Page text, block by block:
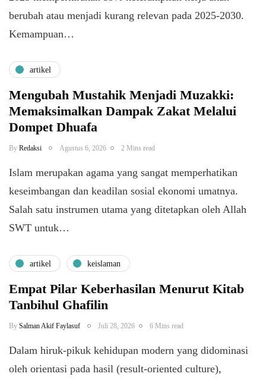
berubah atau menjadi kurang relevan pada 2025-2030.
Kemampuan…
artikel
Mengubah Mustahik Menjadi Muzakki:
Memaksimalkan Dampak Zakat Melalui
Dompet Dhuafa
By Redaksi Agustus 6, 2026 2 Mins read
Islam merupakan agama yang sangat memperhatikan
keseimbangan dan keadilan sosial ekonomi umatnya.
Salah satu instrumen utama yang ditetapkan oleh Allah
SWT untuk…
artikel keislaman
Empat Pilar Keberhasilan Menurut Kitab
Tanbihul Ghafilin
By Salman Akif Faylasuf Juli 28, 2026 6 Mins read
Dalam hiruk-pikuk kehidupan modern yang didominasi
oleh orientasi pada hasil (result-oriented culture),